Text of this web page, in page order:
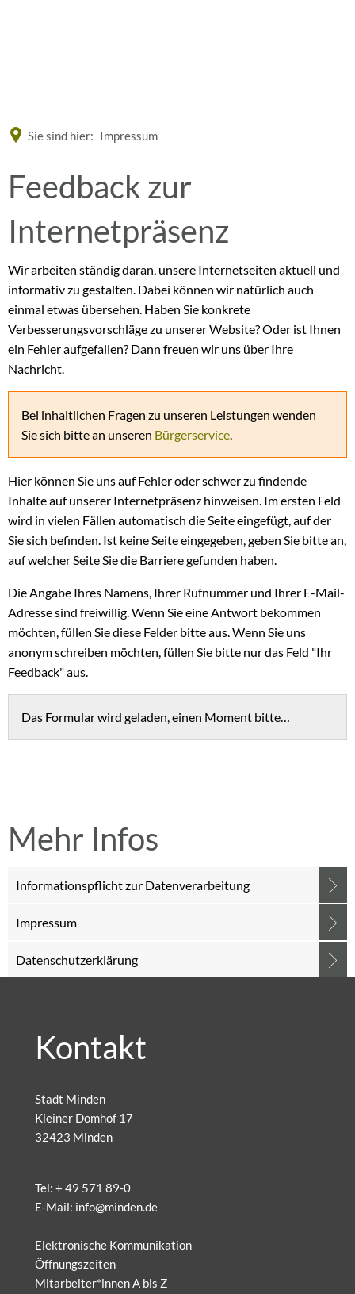
Sie sind hier: Impressum
Feedback
zur
Internetseite
Feedback zur
Internetpräsenz
Wir arbeiten ständig daran, unsere Internetseiten aktuell und
informativ zu gestalten. Dabei können wir natürlich auch
einmal etwas übersehen. Haben Sie konkrete
Verbesserungsvorschläge zu unserer Website? Oder ist Ihnen
ein Fehler aufgefallen? Dann freuen wir uns über Ihre
Nachricht.
Bei inhaltlichen Fragen zu unseren Leistungen wenden
Sie sich bitte an unseren Bürgerservice.
Hier können Sie uns auf Fehler oder schwer zu findende
Inhalte auf unserer Internetpräsenz hinweisen. Im ersten Feld
wird in vielen Fällen automatisch die Seite eingefügt, auf der
Sie sich befinden. Ist keine Seite eingegeben, geben Sie bitte an,
auf welcher Seite Sie die Barriere gefunden haben.
Die Angabe Ihres Namens, Ihrer Rufnummer und Ihrer E-Mail-
Adresse sind freiwillig. Wenn Sie eine Antwort bekommen
möchten, füllen Sie diese Felder bitte aus. Wenn Sie uns
anonym schreiben möchten, füllen Sie bitte nur das Feld "Ihr
Feedback" aus.
Das Formular wird geladen, einen Moment bitte…
Mehr Infos
Informationspflicht zur Datenverarbeitung
Impressum
Datenschutzerklärung
Kontakt
Stadt Minden
Kleiner Domhof 17
32423 Minden
Tel: + 49 571 89-0
E-Mail: info@minden.de
Elektronische Kommunikation
Öffnungszeiten
Mitarbeiter*innen A bis Z